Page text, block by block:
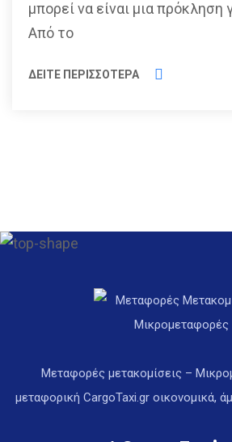
μπορεί να είναι μια πρόκληση
Από το
ΔΕΙΤΕ ΠΕΡΙΣΣΟΤΕΡΑ
Μεταφορές μετακομίσεις –
μεταφορική CargoTaxi.gr οικονομικά,